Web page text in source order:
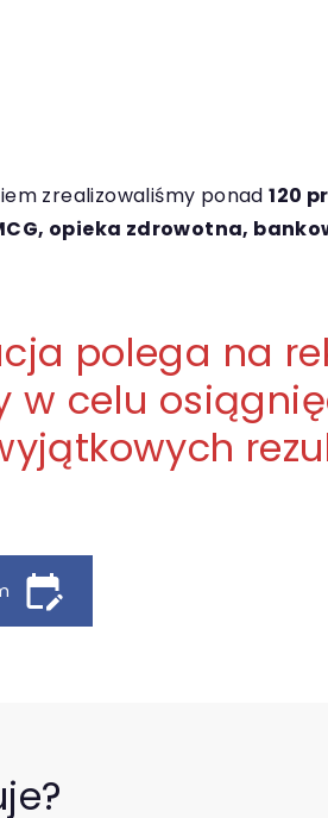
zrealizowaliśmy ponad120
opieka zdrowotna,
polega na
w celu
edit_calendar